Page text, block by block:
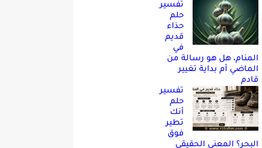
تفسير
حلم
حذاء
قديم
في
المنام، هل هو رسالة من
الماضي أم بداية تغيير
قادم
تفسير
حلم
أنك
تطير
فوق
البحر؟ المعنى الحقيقي